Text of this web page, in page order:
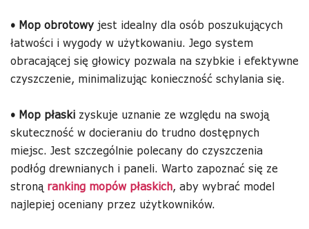
• Mop obrotowy jest idealny dla osób poszukujących
łatwości i wygody w użytkowaniu. Jego system
obracającej się głowicy pozwala na szybkie i efektywne
czyszczenie, minimalizując konieczność schylania się.
• Mop płaski zyskuje uznanie ze względu na swoją
skuteczność w docieraniu do trudno dostępnych
miejsc. Jest szczególnie polecany do czyszczenia
podłóg drewnianych i paneli. Warto zapoznać się ze
stroną ranking mopów płaskich, aby wybrać model
najlepiej oceniany przez użytkowników.